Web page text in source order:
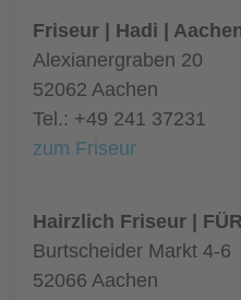
Friseur | Hadi |
Alexianergraben 20
52062 Aachen
Tel.: +49 241 37231
zum Friseur
Hairzlich Friseur |
Burtscheider Markt 4-6
52066 Aachen